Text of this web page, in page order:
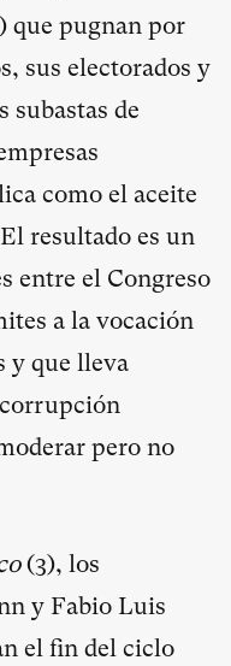
que pugnan por
sus electorados y
subastas de
como el aceite
resultado es un
entre el Congreso
a la vocación
y que lleva
pero no
(3), los
y Fabio Luis
el fin del ciclo